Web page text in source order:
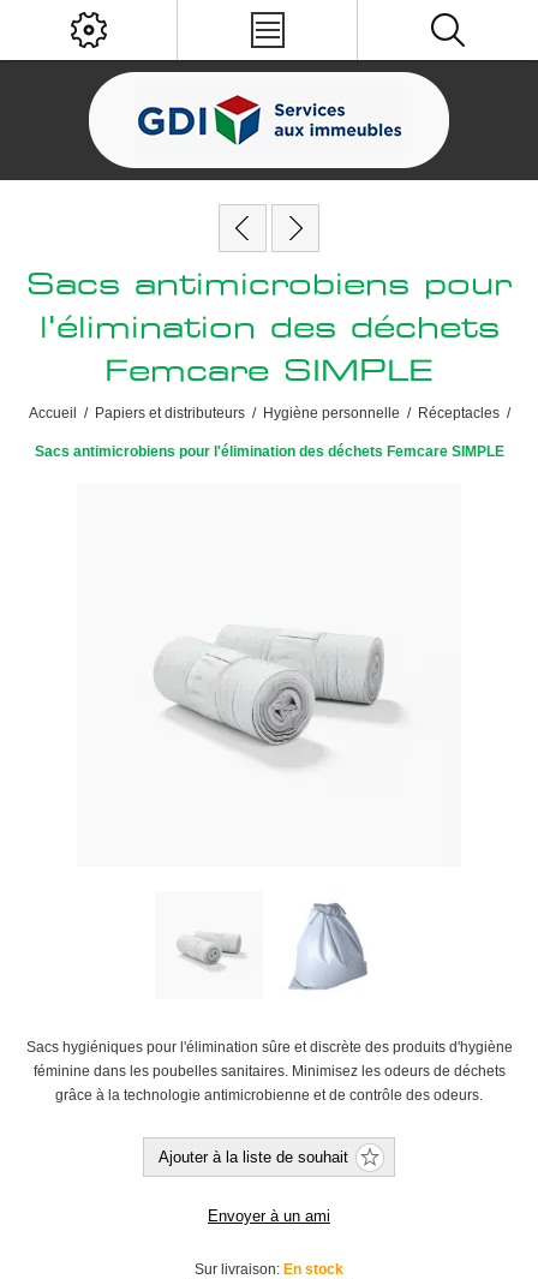
Sacs antimicrobiens pour
l'élimination des déchets
Femcare SIMPLE
Accueil / Papiers et distributeurs / Hygiène personnelle / Réceptacles /
Sacs antimicrobiens pour l'élimination des déchets Femcare SIMPLE
Sacs hygiéniques pour l'élimination sûre et discrète des produits d'hygiène
féminine dans les poubelles sanitaires. Minimisez les odeurs de déchets
grâce à la technologie antimicrobienne et de contrôle des odeurs.
Ajouter à la liste de souhait
Envoyer à un ami
Sur livraison: En stock